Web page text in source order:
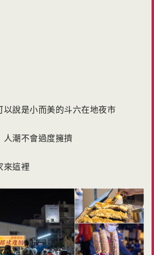
以說是小而美的斗六在地夜市
人潮不會過度擁擠
來這裡